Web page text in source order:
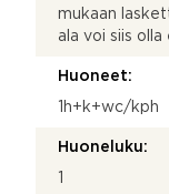
mukaan
ala voi siis
Huoneet:
1h+k+wc/kph
Huoneluku: